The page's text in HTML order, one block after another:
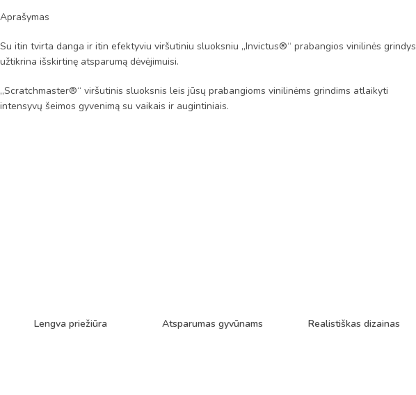
Aprašymas
Su itin tvirta danga ir itin efektyviu viršutiniu sluoksniu „Invictus®“ prabangios vinilinės grindys
užtikrina išskirtinę atsparumą dėvėjimuisi.
„Scratchmaster®“ viršutinis sluoksnis leis jūsų prabangioms vinilinėms grindims atlaikyti
intensyvų šeimos gyvenimą su vaikais ir augintiniais.
Lengva priežiūra Atsparumas gyvūnams Realistiškas dizainas